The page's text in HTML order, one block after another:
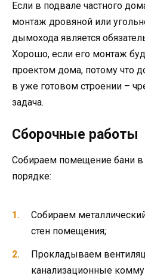
Если в подвале частного
монтаж дровяной или
дымохода является
Хорошо, если его монтаж
проектом дома, потому что
в уже готовом строении –
задача.
Сборочные работы
Собираем помещение бани
порядке:
Собираем
стен помещения;
Прокладываем
канализационные